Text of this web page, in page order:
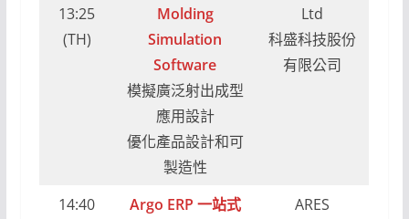
13:25
(TH)
Molding
Simulation
Software
模擬廣泛射出成型
應用設計
優化產品設計和可
製造性
Ltd
科盛科技股份
有限公司
14:40
Argo ERP 一站式
ARES